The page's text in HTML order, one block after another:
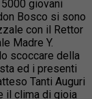
giovani
Bosco si sono
con il Rettor
Madre Y.
scoccare della
ed i presenti
Tanti Auguri
il clima di gioia